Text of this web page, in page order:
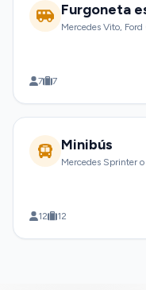
Furgoneta
Mercedes Vito,
7 7
Minibús
Mercedes Sprinter
12 12